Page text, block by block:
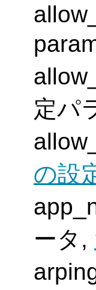
定パ
の設
ータ,